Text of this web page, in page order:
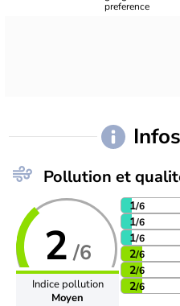
Pollution et
2 /6
Indice pollution
Moyen
1/6
1/6
1/6
2/6
2/6
2/6